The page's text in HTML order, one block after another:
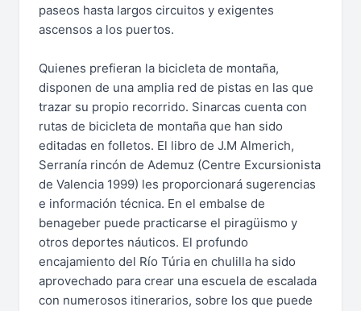
paseos hasta largos circuitos y exigentes
ascensos a los puertos.
Quienes prefieran la bicicleta de montaña,
disponen de una amplia red de pistas en las que
trazar su propio recorrido. Sinarcas cuenta con
rutas de bicicleta de montaña que han sido
editadas en folletos. El libro de J.M Almerich,
Serranía rincón de Ademuz (Centre Excursionista
de Valencia 1999) les proporcionará sugerencias
e información técnica. En el embalse de
benageber puede practicarse el piragüismo y
otros deportes náuticos. El profundo
encajamiento del Río Túria en chulilla ha sido
aprovechado para crear una escuela de escalada
con numerosos itinerarios, sobre los que puede